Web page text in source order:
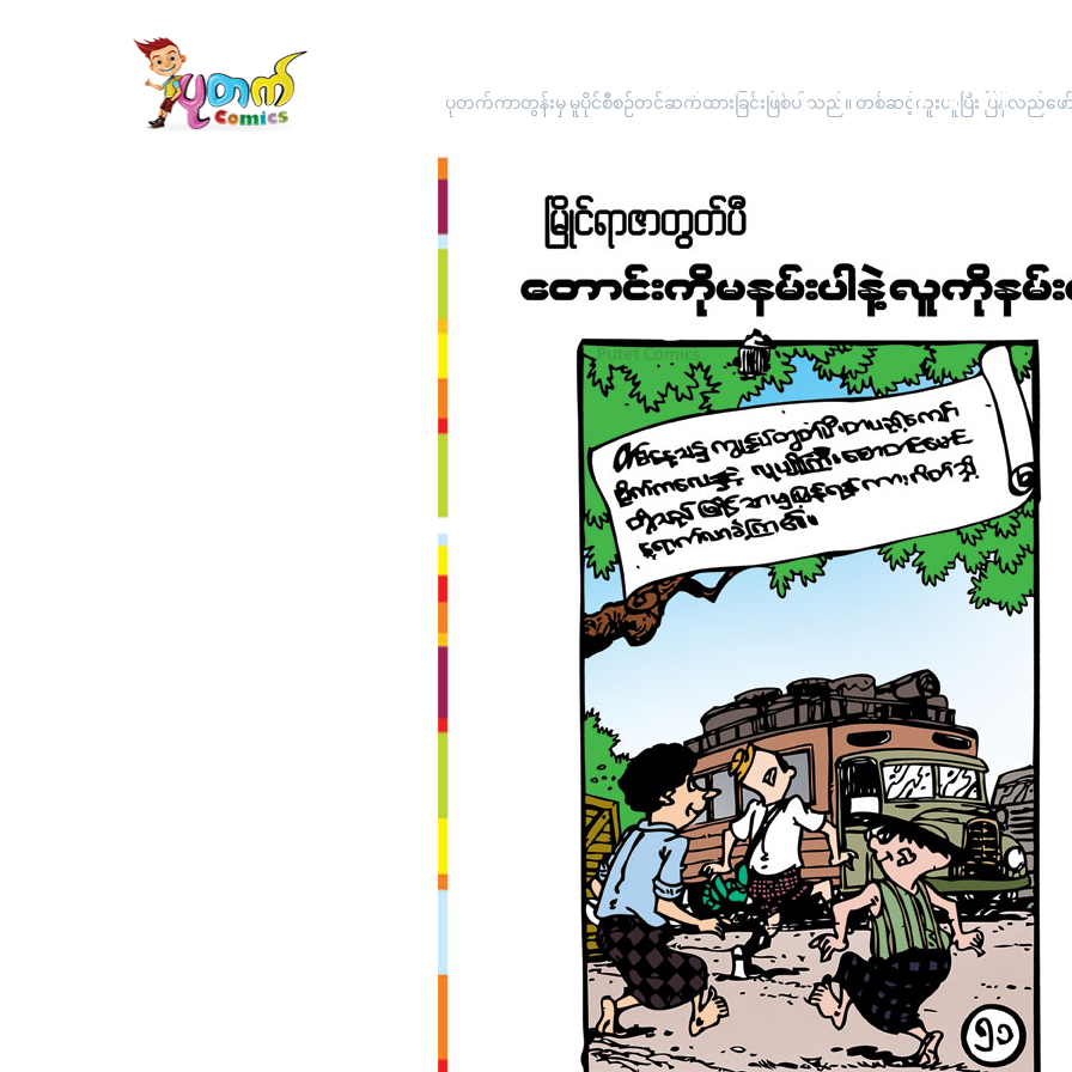
"တောင်းကိုမနမ်းပါနဲ့ လူကိုနမ်းပ
ပုတက်ကာတွန်းမှ မူပိုင်စီစဉ်တင်ဆက်ထားခြင်းဖြစ်ပါသည်။ တစ်ဆင့်ကူးယူပြီး ပြန်လည်ဖော်ပ